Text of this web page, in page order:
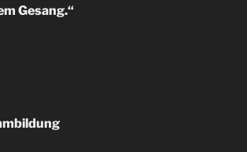
Gesang.“